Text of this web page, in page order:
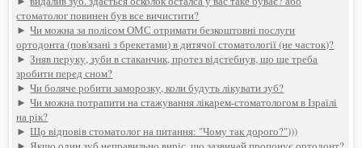
стоматолог повинен був все вичистити?
►Чи можна за полісом ОМС отримати безкоштовні послуги
ортодонта (пов'язані з брекетами) в дитячої стоматології (не часток)?
►Зняв перуку, зуби в стаканчик, протез відстебнув, що ще треба
зробити перед сном?
►Чи боляче робити заморозку, коли будуть лікувати зуб?
►Чи можна потрапити на стажування лікарем-стоматологом в Ізраїлі
на рік?
►Що відповів стоматолог на питання: "Чому так дорого?")))